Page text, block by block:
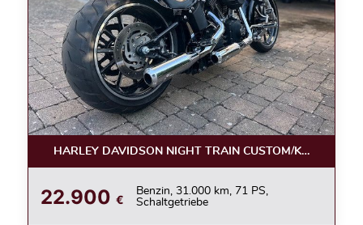
HARLEY DAVIDSON NIGHT TRAIN CUSTOM/KLAPPE/
22.900 €
Benzin, 31.000 km, 71 PS,
Schaltgetriebe